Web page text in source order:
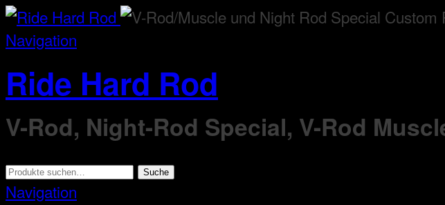
Navigation
Ride Hard Rod
V-Rod, Night-Rod Special, V-Rod
Suche
nach:
Suche
Navigation